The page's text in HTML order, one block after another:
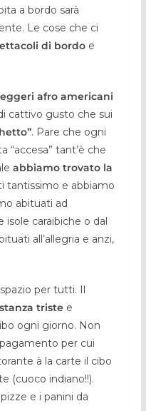
a bordo sarà
Le cose che ci
di bordoe
afro americani
cattivo gusto che sui
. Pare che ogni
“accesa” tant’è che
abbiamo trovato la
tantissimo e abbiamo
abituati ad
caraibiche o dal
all’allegria e anzi,
per tutti. Il
tristee
ogni giorno. Non
per cui
à la carte il cibo
(cuoco indiano!!).
e i panini da